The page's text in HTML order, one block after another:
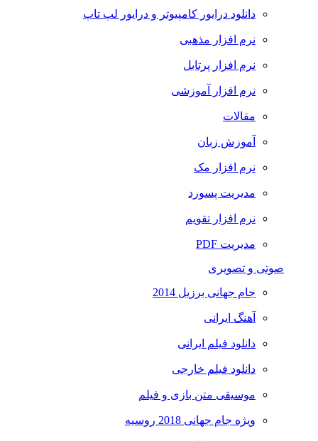
دانلود درایور کامپیوتر و درایور لپ تاپ
نرم افزار مذهبی
نرم افزار پرتابل
نرم افزار آموزشی
مقالات
آموزش زبان
نرم افزار مک
مدیریت پسورد
نرم افزار تقویم
مدیریت PDF
صوتی و تصویری
جام جهانی برزیل 2014
آهنگ ایرانی
دانلود فیلم ایرانی
دانلود فیلم خارجی
موسیقی متن بازی و فیلم
ویژه جام جهانی 2018 روسیه